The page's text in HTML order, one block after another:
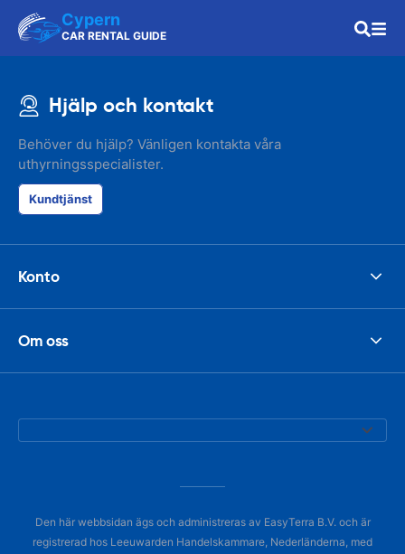
Cypern
CAR RENTAL GUIDE
Hjälp och kontakt
Behöver du hjälp? Vänligen kontakta våra
uthyrningsspecialister.
Kundtjänst
Konto
Om oss
Den här webbsidan ägs och administreras av EasyTerra B.V. och är
registrerad hos Leeuwarden Handelskammare, Nederländerna, med